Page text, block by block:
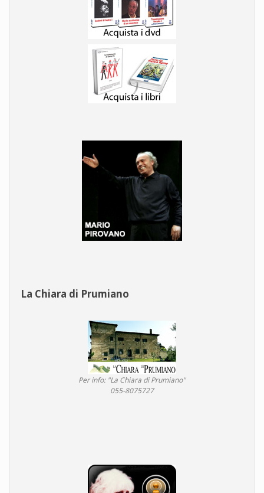
La Chiara di Prumiano
Per info: "La Chiara di Prumiano"
055-8075727